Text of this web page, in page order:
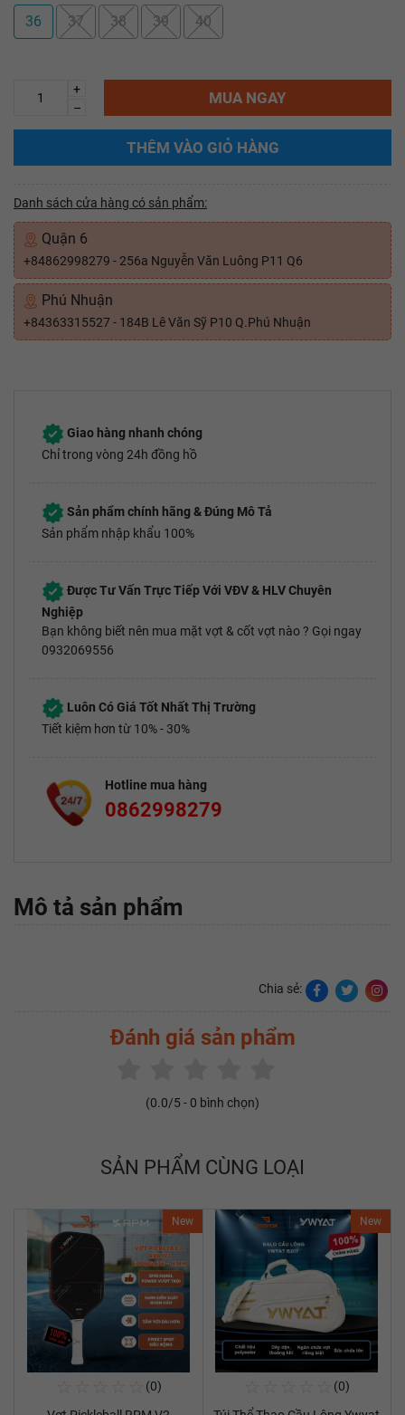
36 37 38 39 40
+
–
MUA NGAY
THÊM VÀO GIỎ HÀNG
Danh sách cửa hàng có sản phẩm:
Quận 6
+84862998279 - 256a Nguyễn Văn Luông P11 Q6
Phú Nhuận
+84363315527 - 184B Lê Văn Sỹ P10 Q.Phú Nhuận
Giao hàng nhanh chóng
Chỉ trong vòng 24h đồng hồ
Sản phẩm chính hãng & Đúng Mô Tả
Sản phẩm nhập khẩu 100%
Được Tư Vấn Trực Tiếp Với VĐV & HLV Chuyên
Nghiệp
Bạn không biết nên mua mặt vợt & cốt vợt nào ? Gọi ngay
0932069556
Luôn Có Giá Tốt Nhất Thị Trường
Tiết kiệm hơn từ 10% - 30%
Hotline mua hàng
0862998279
Mô tả sản phẩm
Chia sẻ:
Đánh giá sản phẩm
(0.0/5 - 0 bình chọn)
SẢN PHẨM CÙNG LOẠI
New
(0)
New
(0)